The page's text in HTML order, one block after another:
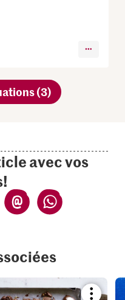
(3)
avec vos